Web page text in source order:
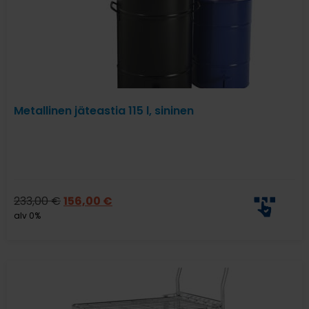
Metallinen jäteastia 115 l, sininen
233,00€156,00 €
alv 0%